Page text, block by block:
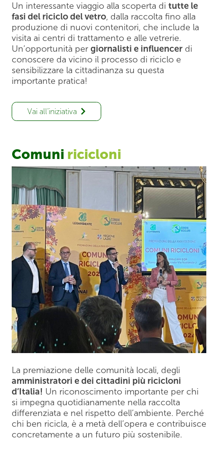
Un interessante viaggio alla scoperta di tutte le
fasi del riciclo del vetro, dalla raccolta fino alla
produzione di nuovi contenitori, che include la
visita ai centri di trattamento e alle vetrerie.
Un’opportunità per giornalisti e influencer di
conoscere da vicino il processo di riciclo e
sensibilizzare la cittadinanza su questa
importante pratica!
Vai all’iniziativa
Comuni ricicloni
La premiazione delle comunità locali, degli
amministratori e dei cittadini più ricicloni
d’Italia! Un riconoscimento importante per chi
si impegna quotidianamente nella raccolta
differenziata e nel rispetto dell’ambiente. Perché
chi ben ricicla, è a metà dell’opera e contribuisce
concretamente a un futuro più sostenibile.